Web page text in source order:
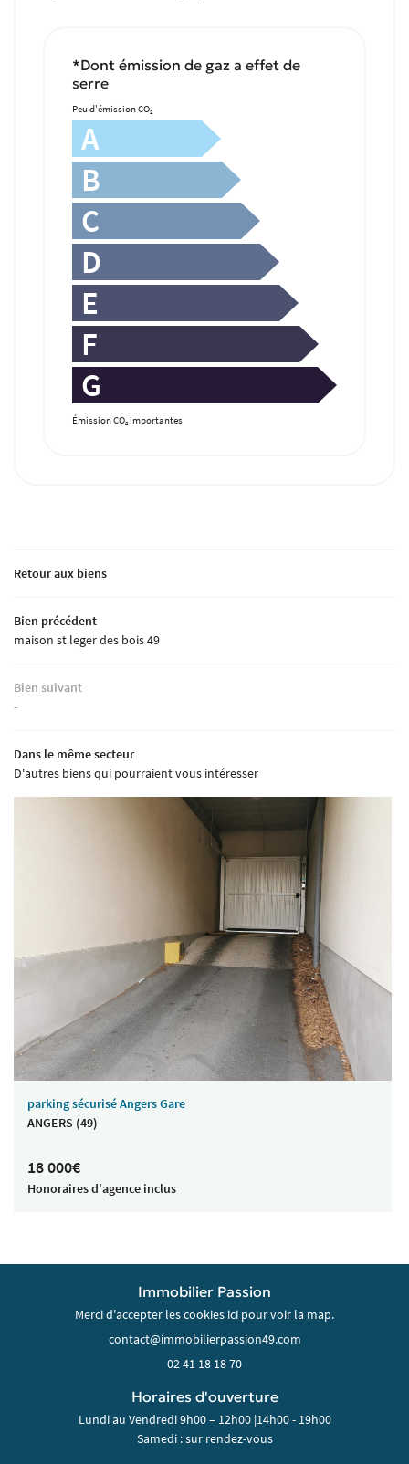
ACTUALITÉS
- ESTIMATION
*Dont émission de gaz a effet de
serre
Peu d'émission CO2
A
B
C
D
E
F
G
Émission CO2 importantes
Retour aux biens
Bien précédent
maison st leger des bois 49
Bien suivant
-
Dans le même secteur
D'autres biens qui pourraient vous intéresser
parking sécurisé Angers Gare
ANGERS (49)
18 000€
Honoraires d'agence inclus
Immobilier Passion
Merci d'accepter les cookies ici pour voir la map.
02 41 18 18 70
Horaires d'ouverture
Lundi au Vendredi 9h00 – 12h00 |14h00 - 19h00
Samedi : sur rendez-vous